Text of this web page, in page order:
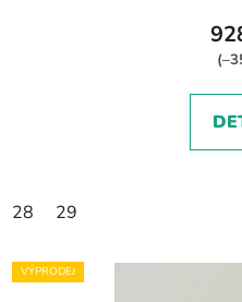
28 29
VÝPRODEJ